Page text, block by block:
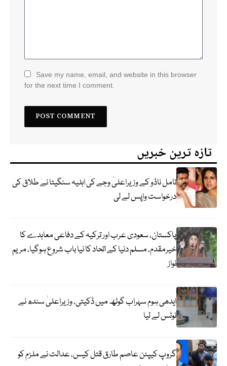
Save my name, email, and website in this browser
for the next time I comment.
تازہ ترین خبریں
تامل ناڈو کے وزیراعلیٰ وجے کی اہلیہ سنگیتا نے طلاق کی
درخواست واپس لے لی
پاکستان، سعودی عرب اور ترکیہ کے دفاعی معاہدے کا
خیرمقدم، مسلم دنیا کے اتحاد کا نیا باب شروع ہوگیا، مریم
نواز
ایدھی ہوم سہراب گوٹھ میں ڈکیتی، وزیراعلیٰ سندھ نے
نوٹس لے لیا
گروپ کیپٹن عاصم طارق قتل کیس، عدالت نے ملزم کو